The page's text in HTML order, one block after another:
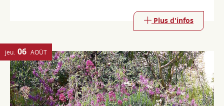
Le jardin médiéval